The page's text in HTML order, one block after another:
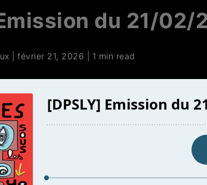
du 21/02/
|février 21, 2026 1 min read